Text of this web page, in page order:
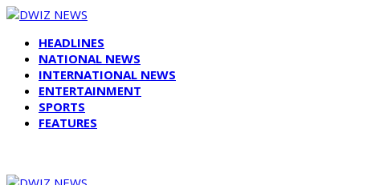
HEADLINES
NATIONAL NEWS
INTERNATIONAL NEWS
ENTERTAINMENT
SPORTS
FEATURES